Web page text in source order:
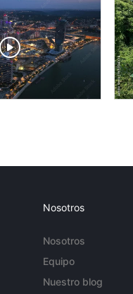
Nosotros
Nosotros
Equipo
Nuestro blog